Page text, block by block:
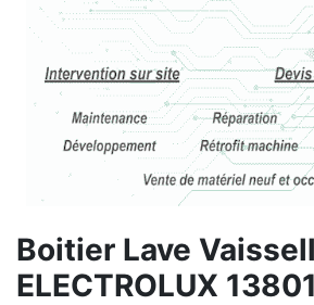
Boitier Lave
ELECTROLUX